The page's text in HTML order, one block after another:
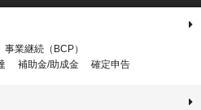
事業継続（BCP）
補助金/助成金 確定申告